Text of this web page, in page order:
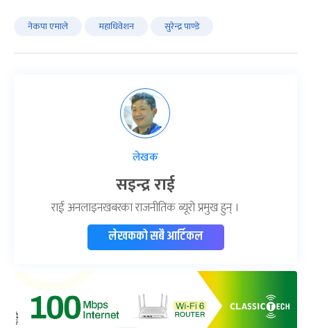
नेकपा एमाले महाधिवेशन सुरेन्द्र पाण्डे
लेखक
सइन्द्र राई
राई अनलाइनखबरका राजनीतिक ब्यूरो प्रमुख हुन् ।
लेखकको सबै आर्टिकल